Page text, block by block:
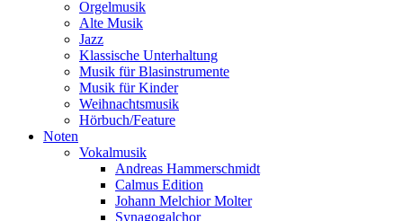
Orgelmusik
Alte Musik
Jazz
Klassische Unterhaltung
Musik für Blasinstrumente
Musik für Kinder
Weihnachtsmusik
Hörbuch/Feature
Noten
Vokalmusik
Andreas Hammerschmidt
Calmus Edition
Johann Melchior Molter
Synagogalchor